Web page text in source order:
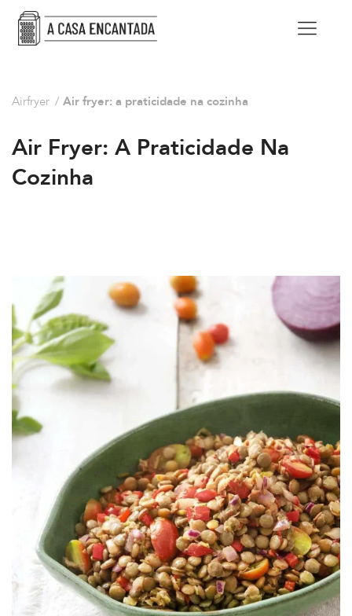
Airfryer / Air fryer: a praticidade na cozinha
Air Fryer: A Praticidade Na
Cozinha